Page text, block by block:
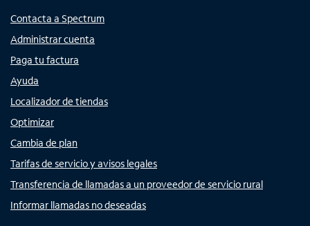
Contacta a Spectrum
Administrar cuenta
Paga tu factura
Ayuda
Localizador de tiendas
Optimizar
Cambia de plan
Tarifas de servicio y avisos legales
Transferencia de llamadas a un proveedor de servicio rural
Informar llamadas no deseadas